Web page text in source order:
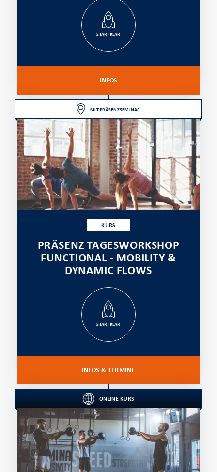
STARTKLAR
INFOS
MIT PRÄSENZSEMINAR
KURS
PRÄSENZ TAGESWORKSHOP
FUNCTIONAL - MOBILITY &
DYNAMIC FLOWS
STARTKLAR
INFOS & TERMINE
ONLINE KURS